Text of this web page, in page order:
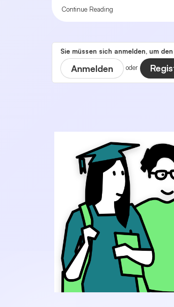
Continue Reading
Sie müssen sich anmelden, um
Anmelden oder